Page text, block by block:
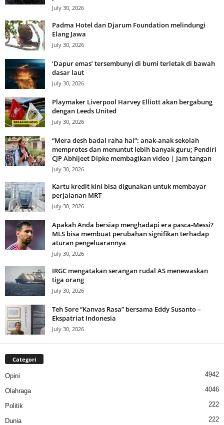
July 30, 2026
Padma Hotel dan Djarum Foundation melindungi
Elang Jawa
July 30, 2026
‘Dapur emas’ tersembunyi di bumi terletak di bawah
dasar laut
July 30, 2026
Playmaker Liverpool Harvey Elliott akan bergabung
dengan Leeds United
July 30, 2026
“Mera desh badal raha hai”: anak-anak sekolah
memprotes dan menuntut lebih banyak guru; Pendiri
CJP Abhijeet Dipke membagikan video | Jam tangan
July 30, 2026
Kartu kredit kini bisa digunakan untuk membayar
perjalanan MRT
July 30, 2026
Apakah Anda bersiap menghadapi era pasca-Messi?
MLS bisa membuat perubahan signifikan terhadap
aturan pengeluarannya
July 30, 2026
IRGC mengatakan serangan rudal AS menewaskan
tiga orang
July 30, 2026
Teh Sore “Kanvas Rasa” bersama Eddy Susanto –
Ekspatriat Indonesia
July 30, 2026
Categori
Opini 4942
Olahraga 4046
Politik 222
Dunia 222